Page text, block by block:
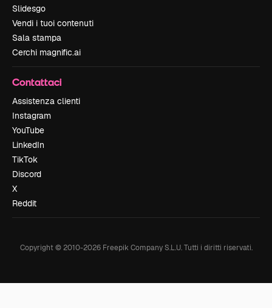
Slidesgo
Vendi i tuoi contenuti
Sala stampa
Cerchi magnific.ai
Contattaci
Assistenza clienti
Instagram
YouTube
LinkedIn
TikTok
Discord
X
Reddit
Copyright © 2010-2026Freepik Company S.L.U. Tutti i diritti riservati.